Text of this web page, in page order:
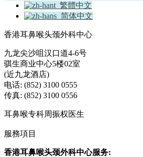
繁體中文
简体中文
香港耳鼻喉头颈外科中心
九龙尖沙咀汉口道4-6号
骐生商业中心5楼02室
(近九龙酒店)
电话: (852) 3100 0555
传真: (852) 3100 0556
耳鼻喉专科周振权医生
服務項目
香港耳鼻喉头颈外科中心服务: